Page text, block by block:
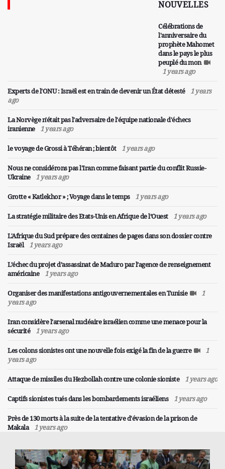
NOUVELLES
Célébrations de
l'anniversaire du
prophète Mahomet
dans le pays le plus
peuplé du mon
1 years ago
Experts de l'ONU : Israël est en train de devenir un État détesté
1 years
ago
La Norvège n'était pas l'adversaire de l'équipe nationale d'échecs
iranienne
1 years ago
le voyage de Grossi à Téhéran ; bientôt 1 years ago
Nous ne considérons pas l'Iran comme faisant partie du conflit Russie-
Ukraine
1 years ago
Grotte « Katlekhor » ; Voyage dans le temps 1 years ago
La stratégie militaire des Etats-Unis en Afrique de l’Ouest 1 years ago
L'Afrique du Sud prépare des centaines de pages dans son dossier contre
Israël
1 years ago
L’échec du projet d’assassinat de Maduro par l’agence de renseignement
américaine
1 years ago
Organiser des manifestations antigouvernementales en Tunisie
1
years ago
Iran considère l'arsenal nucléaire israélien comme une menace pour la
sécurité
1 years ago
Les colons sionistes ont une nouvelle fois exigé la fin de la guerre
1
years ago
Attaque de missiles du Hezbollah contre une colonie sioniste 1 years ago
Captifs sionistes tués dans les bombardements israéliens 1 years ago
Près de 130 morts à la suite de la tentative d'évasion de la prison de
Makala
1 years ago